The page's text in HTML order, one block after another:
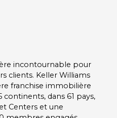
incontournable pour
clients. Keller Williams
franchise immobilière
continents, dans 61 pays,
Centers et une